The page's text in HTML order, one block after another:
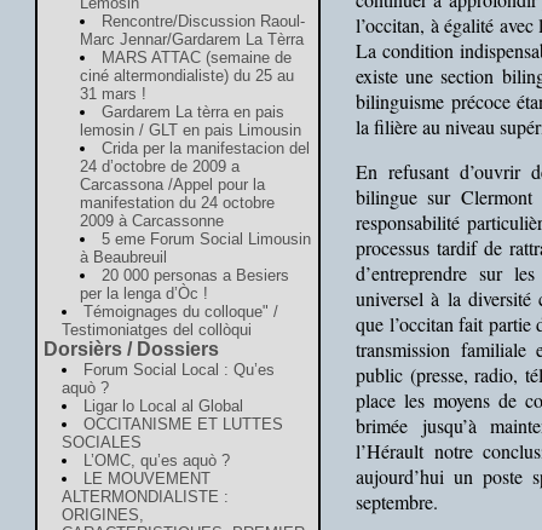
Rencontre/Discussion Raoul-
Marc Jennar/Gardarem La Tèrra
MARS ATTAC (semaine de
ciné altermondialiste) du 25 au
Gardarem La tèrra en pais
lemosin / GLT en pais Limousin
Crida per la manifestacion del
24 d’octobre de 2009 a
Carcassona /Appel pour la
manifestation du 24 octobre
2009 à Carcassonne
5 eme Forum Social Limousin
à Beaubreuil
20 000 personas a Besiers
per la lenga d’Òc !
Témoignages du colloque" /
Testimoniatges del collòqui
Dorsièrs / Dossiers
Forum Social Local : Qu’es
aquò ?
Ligar lo Local al Global
OCCITANISME ET LUTTES
SOCIALES
L’OMC, qu’es aquò ?
LE MOUVEMENT
ALTERMONDIALISTE :
ORIGINES,
l’occitan, à égalité
La condition
existe une section
bilinguisme précoce
la filière au niveau
En refusant d’ouvrir
bilingue sur Clermont
responsabilité
processus tardif de
d’entreprendre sur
universel à la diversité
que l’occitan fait partie
transmission familiale
public (presse, radio,
place les moyens de
brimée jusqu’à
l’Hérault notre
aujourd’hui un poste
septembre.